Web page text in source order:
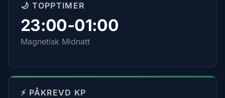
🌙 TOPPTIMER
23:00-01:00
Magnetisk Midnatt
⚡ PÅKREVD KP